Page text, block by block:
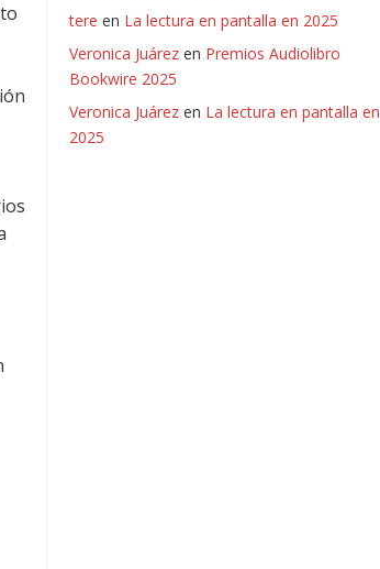
tere en La lectura en pantalla en 2025
Veronica Juárez en Premios Audiolibro
Bookwire 2025
Veronica Juárez en La lectura en pantalla en
2025